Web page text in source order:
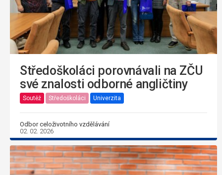
Středoškoláci porovnávali na ZČU
své znalosti odborné angličtiny
Soutěž Středoškoláci Univerzita
Odbor celoživotního vzdělávání
02. 02. 2026